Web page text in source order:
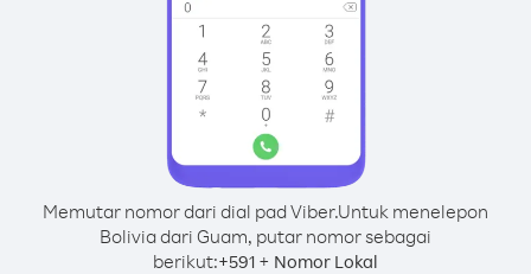
Memutar nomor dari dial pad Viber.Untuk menelepon
Bolivia dari Guam, putar nomor sebagai
berikut:+591 + Nomor Lokal